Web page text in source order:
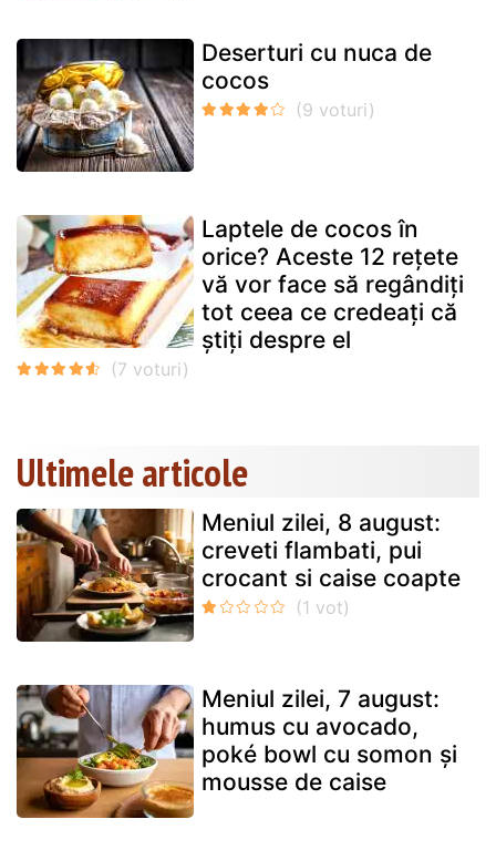
Deserturi cu nuca de
cocos
Laptele de cocos în
orice? Aceste 12 rețete
vă vor face să regândiți
tot ceea ce credeați că
știți despre el
Ultimele articole
Meniul zilei, 8 august:
creveti flambati, pui
crocant si caise coapte
Meniul zilei, 7 august:
humus cu avocado,
poké bowl cu somon și
mousse de caise